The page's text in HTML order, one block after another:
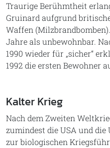
Traurige Berühmtheit
Gruinard aufgrund
Waffen
Jahre als unbewohnbar.
1990 wieder für „sicher“
1992 die ersten Bewohner
Kalter Krieg
Nach dem Zweiten
zumindest die USA und die
zur biologischen